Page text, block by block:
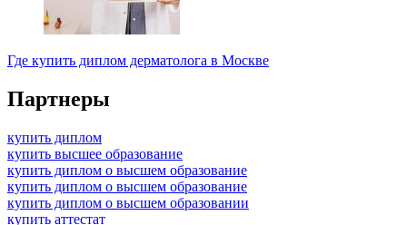
Где купить диплом дерматолога в Москве
Партнеры
купить диплом
купить высшее образование
купить диплом о высшем образование
купить диплом о высшем образование
купить диплом о высшем образовании
купить аттестат